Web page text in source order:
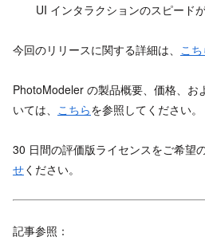
UI インタラクションのスピード
今回のリリースに関する詳細は、 こち
PhotoModeler の製品概要、価格、お
いては、 こちらを参照してください。
30 日間の評価版ライセンスをご希望
せください。
記事参照：